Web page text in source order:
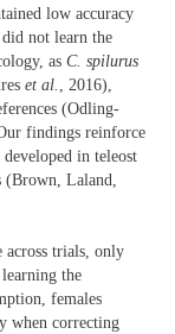
low accuracy
not learn the
as C. spilurus
et al.
, 2016),
(Odling‐
findings reinforce
in teleost
Laland,
across trials, only
the
females
when correcting